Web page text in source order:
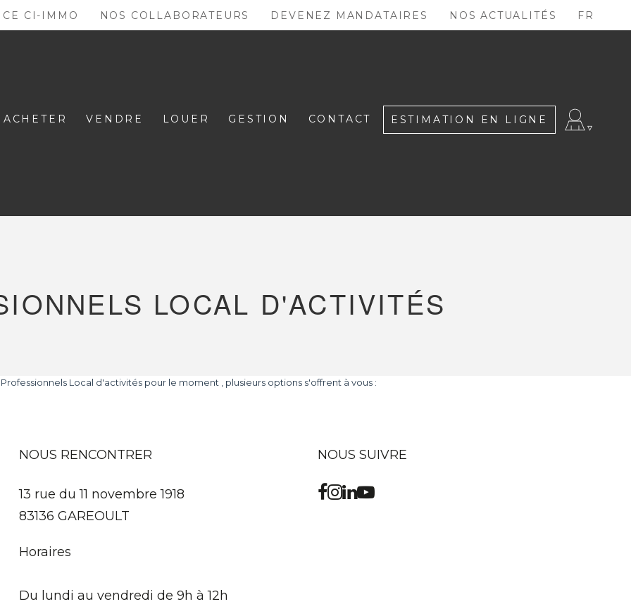
CI-IMMO NOS COLLABORATEURS DEVENEZ MANDATAIRES NOS ACTUALITÉS FR
ACHETER VENDRE LOUER GESTION CONTACT ESTIMATION EN LIGNE
LOCAL D'ACTIVITÉS
Local d'activités pour le moment , plusieurs options s'offrent à vous :
NOUS RENCONTRER
13 rue du 11 novembre 1918
83136 GAREOULT
Horaires
Du lundi au vendredi de 9h à 12h
NOUS SUIVRE